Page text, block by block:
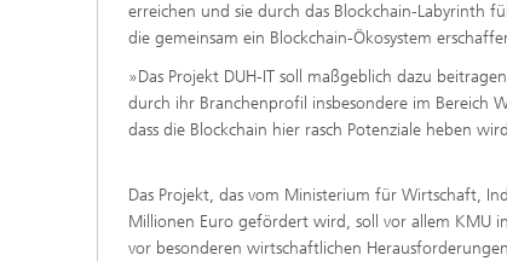
erreichen und sie durch das Blockchain-Labyrinth
die gemeinsam ein Blockchain-Ökosystem
»Das Projekt DUH-IT soll maßgeblich dazu
durch ihr Branchenprofil insbesondere im Bereich
dass die Blockchain hier rasch Potenziale heben
Das Projekt, das vom Ministerium für Wirtschaft,
Millionen Euro gefördert wird, soll vor allem KMU
vor besonderen wirtschaftlichen